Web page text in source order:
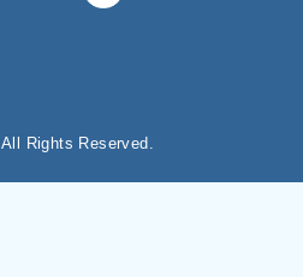
Rights Reserved.